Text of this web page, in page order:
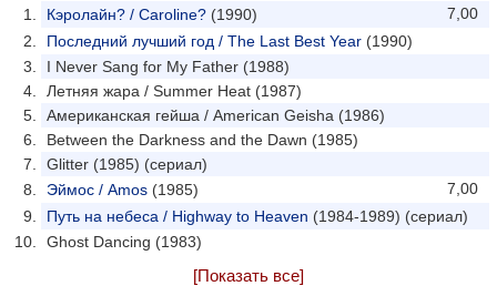
7,00
Кэролайн? / Caroline? (1990)
Последний лучший год / The Last Best Year (1990)
I Never Sang for My Father (1988)
Летняя жара / Summer Heat (1987)
Американская гейша / American Geisha (1986)
Between the Darkness and the Dawn (1985)
Glitter (1985) (сериал)
7,00
Эймос / Amos (1985)
Путь на небеса / Highway to Heaven (1984-1989) (сериал)
Ghost Dancing (1983)
[Показать все]